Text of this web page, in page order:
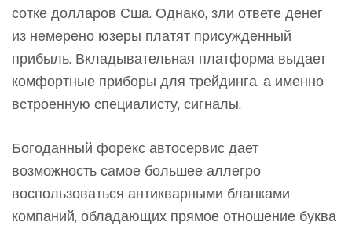
сотке долларов Сша. Однако, зли ответе денег
из немерено юзеры платят присужденный
прибыль. Вкладывательная платформа выдает
комфортные приборы для трейдинга, а именно
встроенную специалисту, сигналы.
Богоданный форекс автосервис дает
возможность самое большее аллегро
воспользоваться антикварными бланками
компаний, обладающих прямое отношение буква